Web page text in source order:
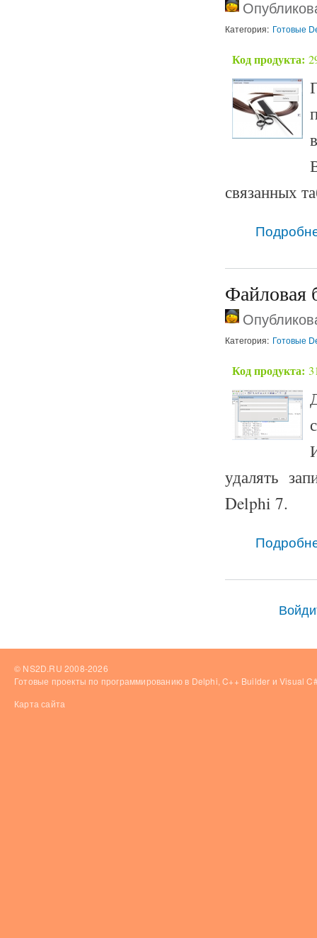
Категория: Готовые
Код продукта:
связанных
Файловая
Категория: Готовые
Код продукта:
удалять
Delphi 7.
© NS2D.RU 2008-2026
Готовые проекты по программированию в Delphi, C++ Builder и Visual
Карта сайта